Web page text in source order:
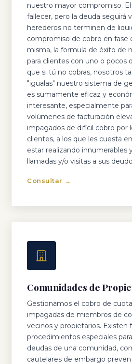
nuestro mayor compromiso.
fallecer, pero la deuda seguirá
herederos no terminen de
compromiso de cobro en fase
misma, la formula de éxito de
para clientes con uno o pocos
que si tú no cobras, nosotros
"igualas" nuestro sistema de
es sumamente eficaz y
interesante, especialmente
volúmenes de facturación
impagados de difícil cobro por
clientes, a los que les cuesta
estar realizando innumerables
llamadas y/o visitas a sus
Consultar →
Comunidades de
Gestionamos el cobro de
impagadas de miembros de
vecinos y propietarios. Existen
procedimientos especiales
deudas de una comunidad,
cautelares de embargo